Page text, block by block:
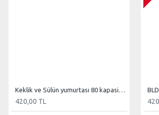
Keklik ve Sülün yumurtası 80 kapasiteli kuluçka tereği
420,00 TL